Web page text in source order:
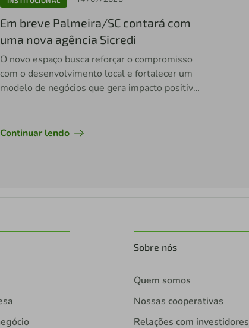
Em breve Palmeira/SC contará com
uma nova agência Sicredi
O novo espaço busca reforçar o compromisso
com o desenvolvimento local e fortalecer um
modelo de negócios que gera impacto positivo
Continuar lendo
Sobre nós
Quem somos
Nossas cooperativas
Relações com investidores